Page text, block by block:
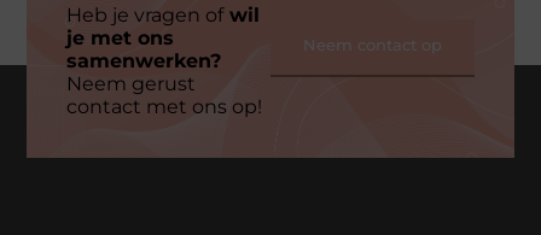
Heb je vragen ofwil
je met ons
samenwerken?
Neem gerust
contact met ons op!
Neem contact op